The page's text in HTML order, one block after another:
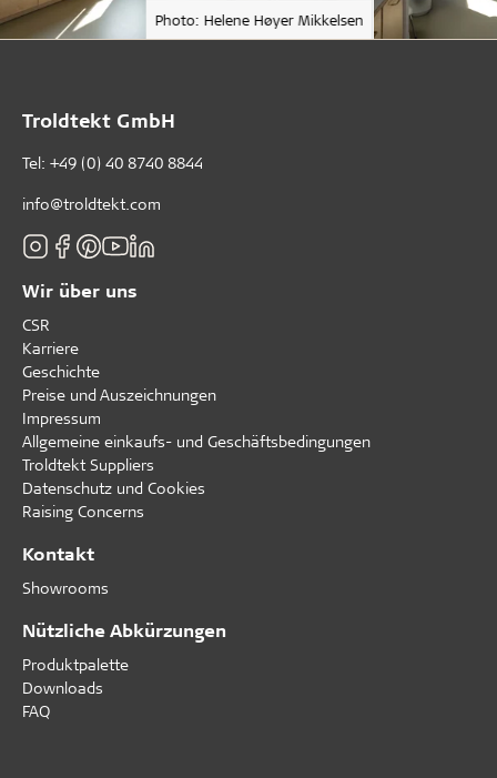
Photo: Helene Høyer Mikkelsen
Troldtekt GmbH
Tel: +49 (0) 40 8740 8844
info@troldtekt.com
Wir über uns
CSR
Karriere
Geschichte
Preise und Auszeichnungen
Impressum
Allgemeine einkaufs- und Geschäftsbedingungen
Troldtekt Suppliers
Datenschutz und Cookies
Raising Concerns
Kontakt
Showrooms
Nützliche Abkürzungen
Produktpalette
Downloads
FAQ